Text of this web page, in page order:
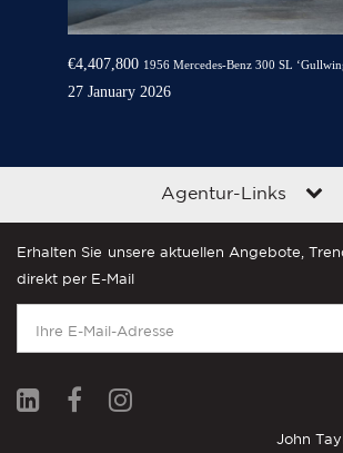
€4,407,800 1956 Mercedes-Benz 300 SL
27 January 2026
Agentur-Links
Erhalten Sie unsere aktuellen Angebote,
direkt per E-Mail
John